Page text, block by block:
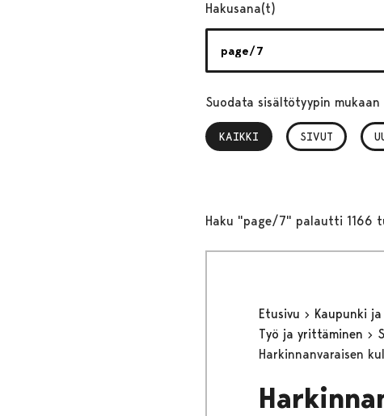
Hakusana(t)
Suodata sisältötyypin mukaan
KAIKKI
, VALITTU SIVUT
Haku "page/7" palautti 1166
Etusivu Kaupunki
Työ ja yrittäminen
Harkinnanvaraisen